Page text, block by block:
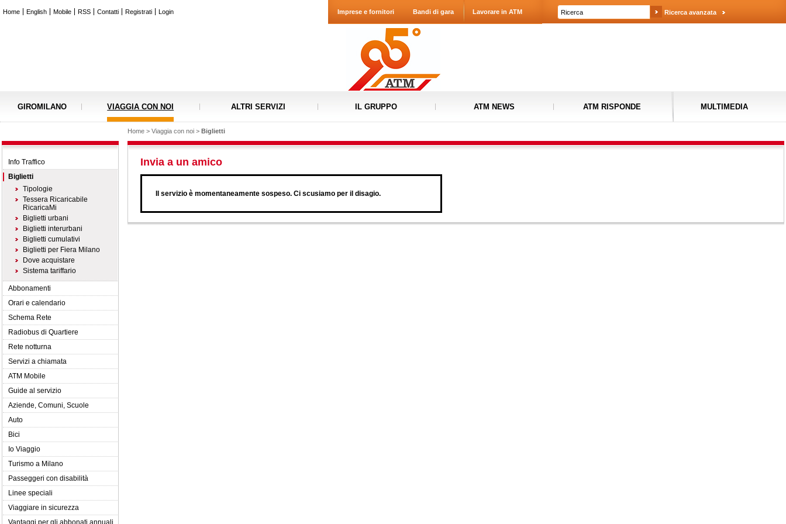
Home English Mobile RSS Contatti Registrati Login Imprese e fornitori Bandi di gara Lavorare in ATM Ricerca avanzata
GIROMILANO VIAGGIA CON NOI ALTRI SERVIZI IL GRUPPO ATM NEWS ATM RISPONDE MULTIMEDIA
Home > Viaggia con noi > Biglietti
Info Traffico
Biglietti
Tipologie
Tessera Ricaricabile
RicaricaMi
Biglietti urbani
Biglietti interurbani
Biglietti cumulativi
Biglietti per Fiera Milano
Dove acquistare
Sistema tariffario
Abbonamenti
Orari e calendario
Schema Rete
Radiobus di Quartiere
Rete notturna
Servizi a chiamata
ATM Mobile
Guide al servizio
Aziende, Comuni, Scuole
Auto
Bici
Io Viaggio
Turismo a Milano
Passeggeri con disabilità
Linee speciali
Viaggiare in sicurezza
Vantaggi per gli abbonati annuali
Invia a un amico
Il servizio è momentaneamente sospeso. Ci scusiamo per il disagio.